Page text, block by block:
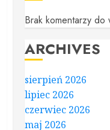
Brak komentarzy do
ARCHIVES
sierpień 2026
lipiec 2026
czerwiec 2026
maj 2026